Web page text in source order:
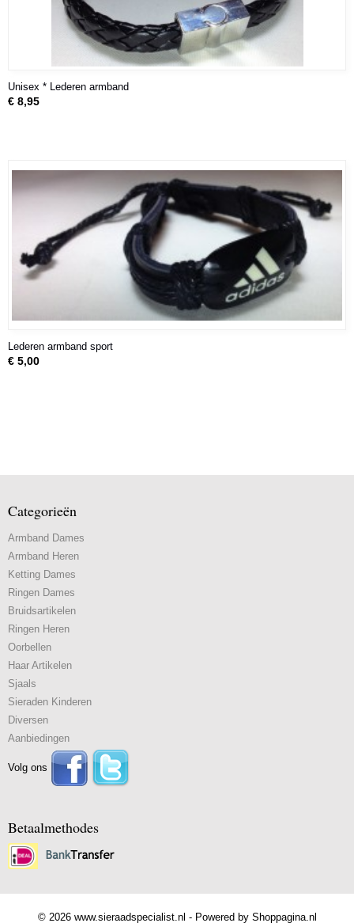
Unisex * Lederen armband
€ 8,95
Lederen armband sport
€ 5,00
Categorieën
Armband Dames
Armband Heren
Ketting Dames
Ringen Dames
Bruidsartikelen
Ringen Heren
Oorbellen
Haar Artikelen
Sjaals
Sieraden Kinderen
Diversen
Aanbiedingen
Volg ons
Betaalmethodes
© 2026 www.sieraadspecialist.nl - Powered by Shoppagina.nl